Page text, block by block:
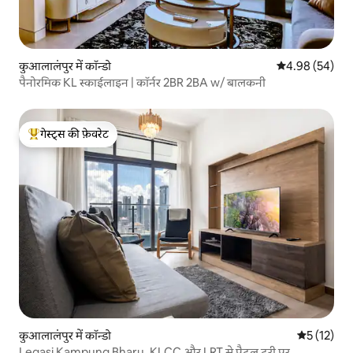
कुआलालंपुर में कॉन्डो औसत रेटिंग 5 में
4.98 (54)
पैनोरमिक KL स्काईलाइन | कॉर्नर 2BR 2BA w/ बालकनी
गेस्ट्स का टॉप फ़ेवरेट
गेस्ट्स की फ़ेवरेट
कुआलालंपुर में कॉन्डो औसत रेटिंग
5 (12)